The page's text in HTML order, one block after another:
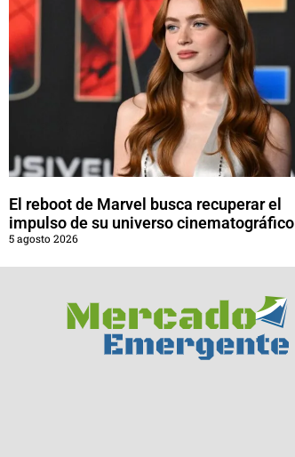
El reboot de Marvel busca recuperar el
impulso de su universo cinematográfico
5 agosto 2026